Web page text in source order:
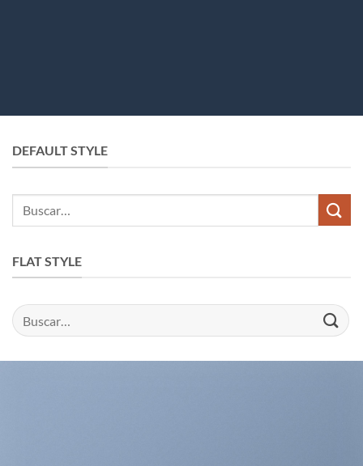
DEFAULT STYLE
FLAT STYLE
Buscar
por: